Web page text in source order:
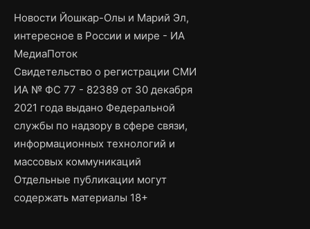
Новости Йошкар-Олы и Марий Эл,
интересное в России и мире - ИА
МедиаПоток
Свидетельство о регистрации СМИ
ИА № ФС 77 - 82389 от 30 декабря
2021 года выдано Федеральной
службы по надзору в сфере связи,
информационных технологий и
массовых коммуникаций
Отдельные публикации могут
содержать материалы 18+